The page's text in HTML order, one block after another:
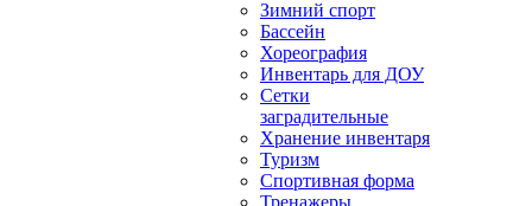
Зимний спорт
Бассейн
Хореография
Инвентарь для ДОУ
Сетки
заградительные
Хранение инвентаря
Туризм
Спортивная форма
Тренажеры